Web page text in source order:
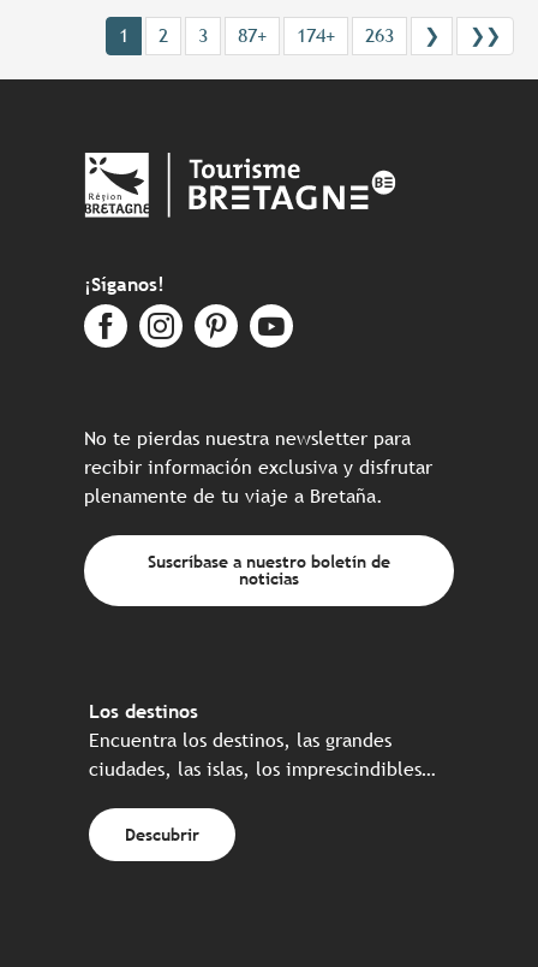
1 2 3 87+ 174+ 263 ❯ ❯❯
¡Síganos!
No te pierdas nuestra newsletter para
recibir información exclusiva y disfrutar
plenamente de tu viaje a Bretaña.
Suscríbase a nuestro boletín de
noticias
Los destinos
Encuentra los destinos, las grandes
ciudades, las islas, los imprescindibles…
Descubrir